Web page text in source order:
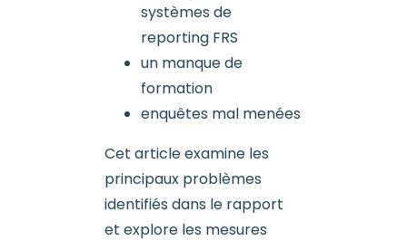
systèmes de
reporting FRS
un manque de
formation
enquêtes mal menées
Cet article examine les
principaux problèmes
identifiés dans le rapport
et explore les mesures